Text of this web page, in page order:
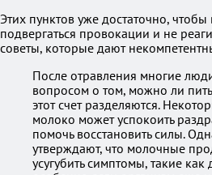
Этих пунктов уже достаточно,
подвергаться провокации и не
советы, которые дают
После отравления многие
вопросом о том, можно ли
этот счет разделяются.
молоко может успокоить
помочь восстановить силы.
утверждают, что молочные
усугубить симптомы, такие